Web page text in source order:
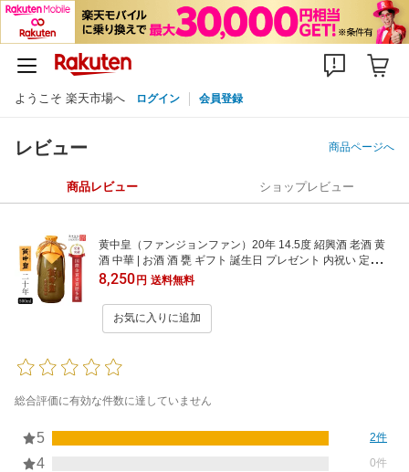
ようこそ 楽天市場へ ログイン 会員登録
レビュー 商品ページへ
商品レビュー ショップレビュー
黄中皇（ファンジョンファン）20年 14.5度 紹興酒 老酒 黄
酒 中華 | お酒 酒 甕 ギフト 誕生日 プレゼント 内祝い 定年退
職 父の日 中国 高級 お祝い お礼 贈り物 贈答品 退職 お返し
誕生日プレゼント 銘酒 おさけ おうち時間 家飲み 晩酌 醸造
酒 老酒 中国酒 敬老の日
8,250円 送料無料
お気に入りに追加
総合評価に有効な件数に達していません
5 2件
4 0件